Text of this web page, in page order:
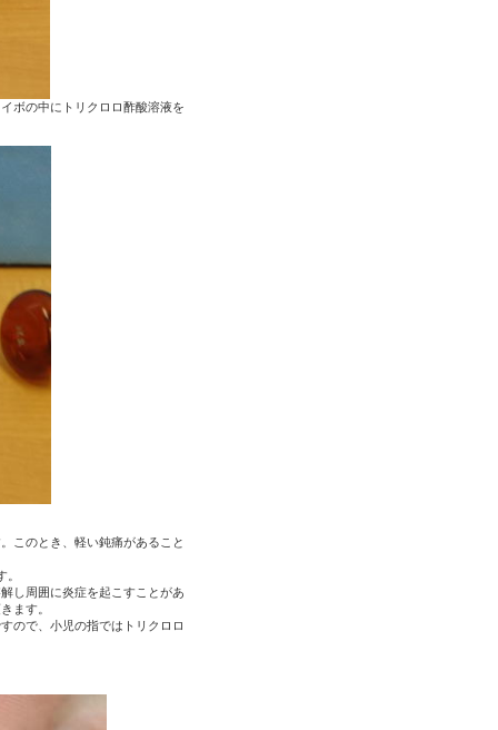
ボの中にトリクロロ酢酸溶液を
このとき、軽い鈍痛があること
し周囲に炎症を起こすことがあ
ます。
ので、小児の指ではトリクロロ